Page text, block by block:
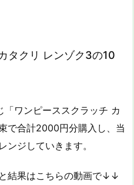
タクリ レンゾク3の10
ワンピーススクラッチ カ
で合計2000円分購入し、当
ンジしていきます。
結果はこちらの動画で↓↓